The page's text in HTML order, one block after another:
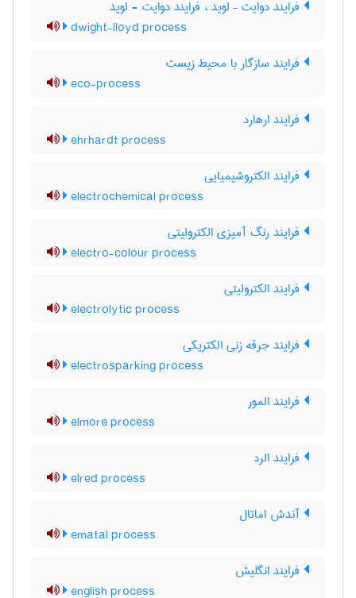
فرایند دوایت – لوید ، فرایند دوایت - لوید
dwight-lloyd process
فرایند سازگار با محیط زیست
eco-process
فرایند ارهارد
ehrhardt process
فرایند الکتروشیمیایی
electrochemical process
فرایند رنگ آمیزی الکترولیتی
electro-colour process
فرایند الکترولیتی
electrolytic process
فرایند جرقه زنی الکتریکی
electrosparking process
فرایند المور
elmore process
فرایند الرد
elred process
آندش اماتال
ematal process
فرایند انگلیش
english process